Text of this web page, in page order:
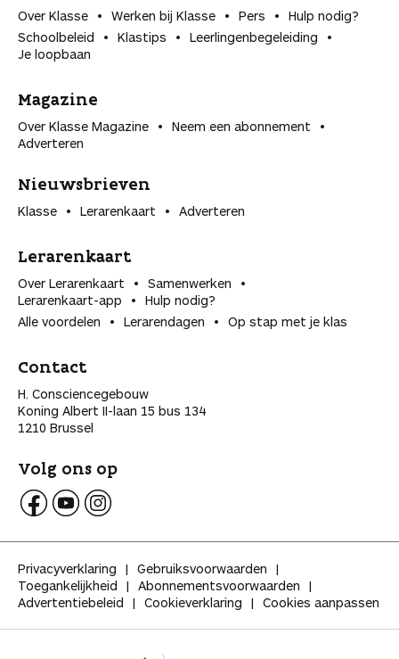
Over Klasse Werken bij Klasse Pers
Hulp nodig?
Schoolbeleid
Klastips
Leerlingen­begeleiding
Je loopbaan
Magazine
Over Klasse Magazine
Neem een abonnement
Adverteren
Nieuwsbrieven
Klasse Lerarenkaart Adverteren
Lerarenkaart
Over Lerarenkaart
Samenwerken
Lerarenkaart-app
Hulp nodig?
Alle voordelen
Lerarendagen Op stap met je klas
Contact
H. Consciencegebouw
Koning Albert II-laan 15 bus 134
1210 Brussel
Volg ons op
o
l
g
K
l
a
o
g
K
a
o
g
K
l
a
Privacyverklaring
Gebruiksvoorwaarden
Toegankelijkheid
Abonnementsvoorwaarden
Advertentiebeleid
Cookieverklaring Cookies aanpassen